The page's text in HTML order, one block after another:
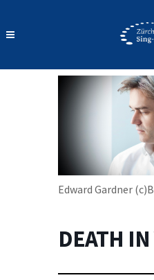
Edward Gardner
DEATH